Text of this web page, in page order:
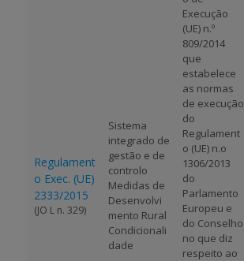
Regulament
o Exec. (UE)
2333/2015
(JO L n. 329)
Sistema
integrado de
gestão e de
controlo
Medidas de
Desenvolvi
mento Rural
Condicionali
dade
Execução
(UE) n.º
809/2014
que
estabelece
as normas
de execução
do
Regulament
o (UE) n.o
1306/2013
do
Parlamento
Europeu e
do Conselho
no que diz
respeito ao